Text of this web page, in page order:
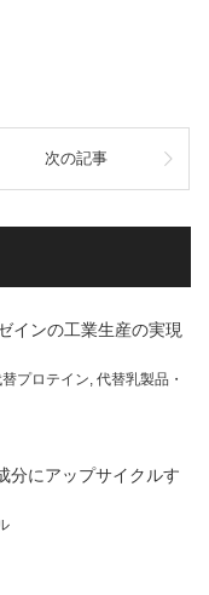
次の記事
インの工業生産の実現
プロテイン 代替乳製品・
分にアップサイクルす